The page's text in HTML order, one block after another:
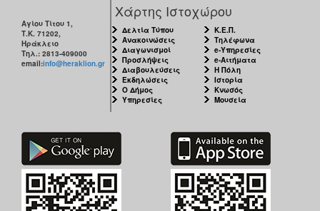
Αγίου Τίτου 1,
Τ.Κ. 71202,
Ηράκλειο
Τηλ.: 2813-409000
email:info@heraklion.gr
Χάρτης Ιστοχώρου
Δελτία Τύπου
Ανακοινώσεις
Διαγωνισμοί
Προσλήψεις
Διαβουλεύσεις
Εκδηλώσεις
Ο Δήμος
Υπηρεσίες
Κ.Ε.Π.
Τηλέφωνα
e-Υπηρεσίες
e-Αιτήματα
Η Πόλη
Ιστορία
Κνωσός
Μουσεία